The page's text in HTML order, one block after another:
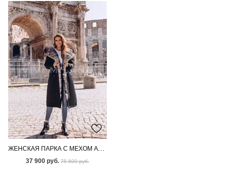
ЖЕНСКАЯ ПАРКА С МЕХОМ АУКЦИОННОГО ПЕСЦА ПОД СОБОЛЬ
37 900 руб. 75 800 руб.